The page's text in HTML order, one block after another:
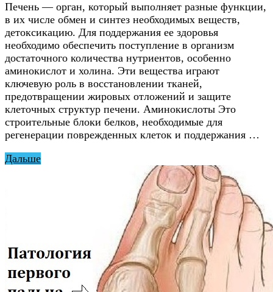
Печень — орган, который выполняет разные функции,
в их числе обмен и синтез необходимых веществ,
детоксикацию. Для поддержания ее здоровья
необходимо обеспечить поступление в организм
достаточного количества нутриентов, особенно
аминокислот и холина. Эти вещества играют
ключевую роль в восстановлении тканей,
предотвращении жировых отложений и защите
клеточных структур печени. Аминокислоты Это
строительные блоки белков, необходимые для
регенерации поврежденных клеток и поддержания …
Дальше